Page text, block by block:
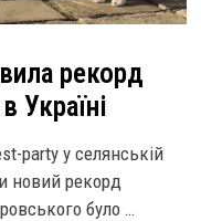
рекорд
Україні
party у селянській
новий рекорд
було …